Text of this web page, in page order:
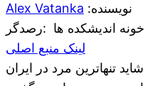
Alex Vatanka :نویسنده
اندیشکده ها :رصدگر
لینک منبع اصلی
تنهاترین مرد در ایران